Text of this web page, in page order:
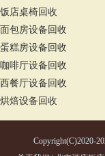
饭店桌椅回收
面包房设备回收
蛋糕房设备回收
咖啡厅设备回收
西餐厅设备回收
烘焙设备回收
Copyright(C)2020-